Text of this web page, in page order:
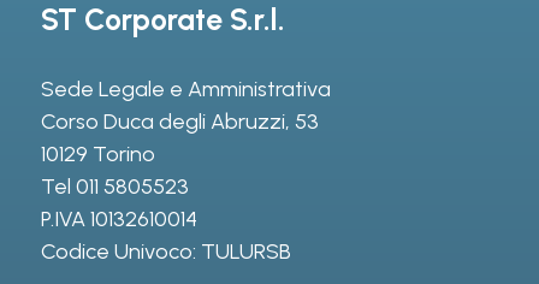
ST Corporate S.r.l.
Sede Legale e Amministrativa
Corso Duca degli Abruzzi, 53
10129 Torino
Tel 011 5805523
P.IVA 10132610014
Codice Univoco: TULURSB